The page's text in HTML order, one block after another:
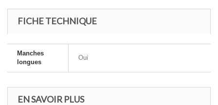
FICHE TECHNIQUE
Manches
longues
Oui
EN SAVOIR PLUS